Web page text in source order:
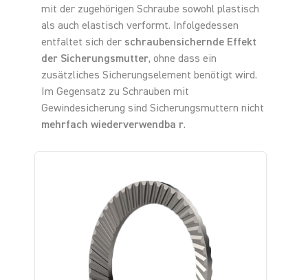
mit der zugehörigen Schraube sowohl plastisch
als auch elastisch verformt. Infolgedessen
entfaltet sich der schraubensichernde Effekt
der Sicherungsmutter, ohne dass ein
zusätzliches Sicherungselement benötigt wird.
Im Gegensatz zu Schrauben mit
Gewindesicherung sind Sicherungsmuttern nicht
mehrfach wiederverwendba r.